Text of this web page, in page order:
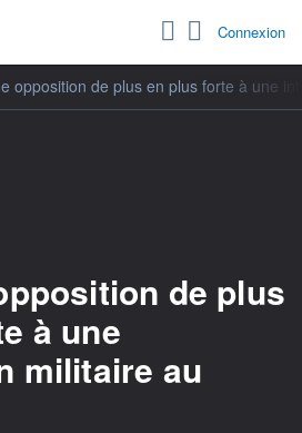
Connexion
opposition de plus en plus forte à une
de plus
à une
militaire au